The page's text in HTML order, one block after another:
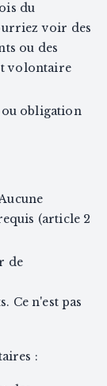
du
voir des
ou des
volontaire
ou obligation
(article 2
de
Ce n'est pas
: